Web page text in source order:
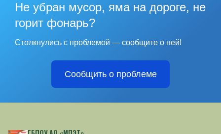
Не убран мусор, яма на дороге, не
горит фонарь?
Столкнулись с проблемой — сообщите о ней!
Сообщить о проблеме